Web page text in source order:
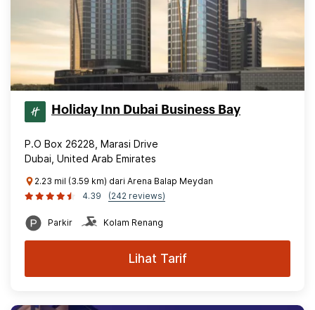
Holiday Inn Dubai Business Bay
P.O Box 26228, Marasi Drive
Dubai, United Arab Emirates
2.23 mil (3.59 km) dari Arena Balap Meydan
4.39
(242 reviews)
Parkir Kolam Renang
Lihat Tarif